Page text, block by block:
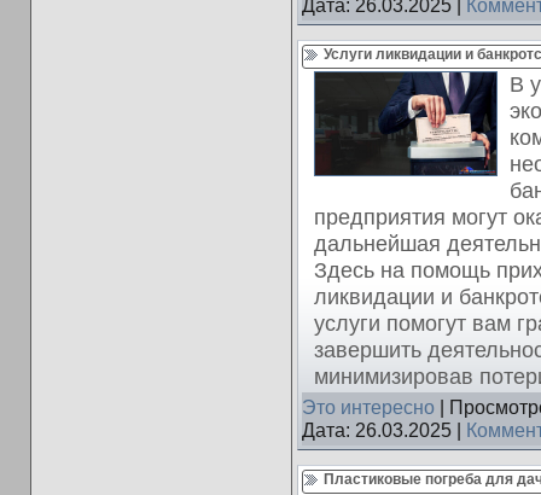
Дата: 26.03.2025|
Услуги ликвидации и
В
предприятия могут
дальнейшая
Здесь на помощь
ликвидации и
услуги помогут вам
завершить
минимизировав
Это интересно|
Дата: 26.03.2025|
Пластиковые погреба для